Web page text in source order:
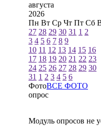
августа
2026
Пн Вт Ср Чт Пт Сб
27 28 29 30 31 1 2
3 4 5 6 7 8 9
10 11 12 13 14 15 16
17 18 19 20 21 22 23
24 25 26 27 28 29 30
31 1 2 3 4 5 6
ФотоВСЕ ФОТО
опрос
Модуль опросов не